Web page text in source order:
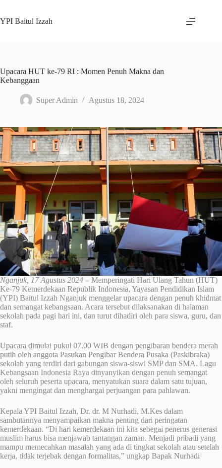
content
YPI Baitul Izzah
Upacara HUT ke-79 RI : Momen Penuh Makna dan
Kebanggaan
Super Admin Agustus 18, 2024
Nganjuk, 17 Agustus 2024 – Memperingati Hari Ulang Tahun (HUT)
Ke-79 Kemerdekaan Republik Indonesia, Yayasan Pendidikan Islam
(YPI) Baitul Izzah Nganjuk menggelar upacara dengan penuh khidmat
dan semangat kebangsaan. Acara tersebut dilaksanakan di halaman
sekolah pada pagi hari ini, dan turut dihadiri oleh para siswa, guru, dan
staf.
Upacara dimulai pukul 07.00 WIB dengan pengibaran bendera merah
putih oleh anggota Pasukan Pengibar Bendera Pusaka (Paskibraka)
sekolah yang terdiri dari gabungan siswa-siswi SMP dan SMA. Lagu
Kebangsaan Indonesia Raya dinyanyikan dengan penuh semangat
oleh seluruh peserta upacara, menyatukan suara dalam satu tujuan,
yakni mengingat dan menghargai perjuangan para pahlawan.
Kepala YPI Baitul Izzah, Dr. dr. M Nurhadi, M.Kes dalam
sambutannya menyampaikan makna penting dari peringatan
kemerdekaan. “Di hari kemerdekaan ini kita sebegai penerus generasi
muslim harus bisa menjawab tantangan zaman. Menjadi pribadi yang
mampu memecahkan masalah yang ada di tingkat sekolah atau setelah
kerja, tidak terjebak dengan formalitas,” ungkap Bapak Nurhadi